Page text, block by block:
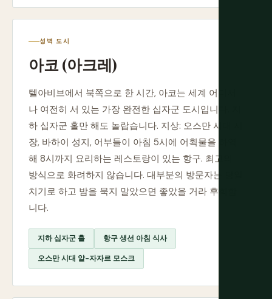
성벽 도시
아코 (아크레)
텔아비브에서 북쪽으로 한 시간, 아코는 세계 어디서
나 여전히 서 있는 가장 완전한 십자군 도시입니다. 지
하 십자군 홀만 해도 놀랍습니다. 지상: 오스만 시대 시
장, 바하이 성지, 어부들이 아침 5시에 어획물을 하역
해 8시까지 요리하는 레스토랑이 있는 항구. 최고의
방식으로 화려하지 않습니다. 대부분의 방문자는 당일
치기로 하고 밤을 묵지 말았으면 좋았을 거라 후회합
니다.
지하 십자군 홀 항구 생선 아침 식사
오스만 시대 알-자자르 모스크